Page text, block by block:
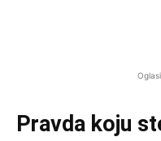
Pravda koju